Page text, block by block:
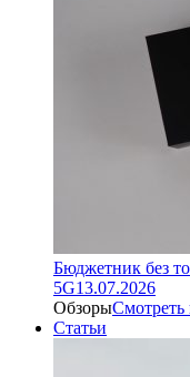
Бюджетник без
5G13.07.2026
ОбзорыСмотреть
Статьи